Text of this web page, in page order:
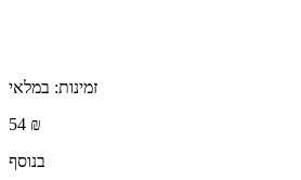
זמינות: במלאי
54 ₪
בנוסף